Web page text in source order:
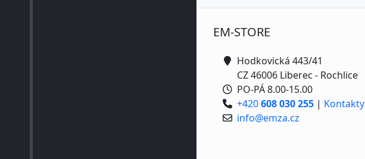
EM-STORE
Hodkovická 443/41
CZ 46006 Liberec - Rochlice
PO-PÁ 8.00-15.00
+420608 030 255 | Kontakty
info@emza.cz